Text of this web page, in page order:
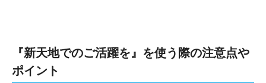
『新天地でのご活躍を』を使う際の注意点や
ポイント